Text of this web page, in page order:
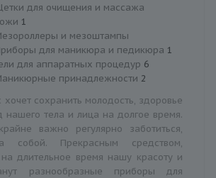
для очищения и массажа
1
и мезоштампы
для маникюра и педикюра 1
для аппаратных процедур 6
принадлежности 2
сохранить молодость, здоровье
тела и лица на долгое время.
важно регулярно заботиться,
собой. Прекрасным средством,
длительное время нашу красоту и
разнообразные приборы для